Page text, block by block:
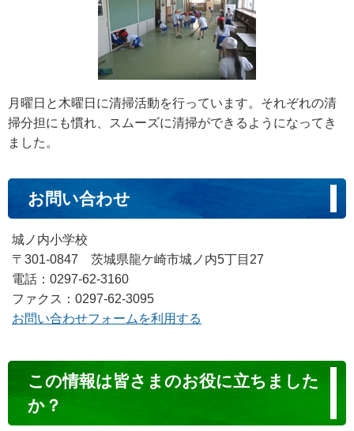
月曜日と木曜日に清掃活動を行っています。それぞれの清
掃分担にも慣れ、スムーズに清掃ができるようになってき
ました。
お問い合わせ
城ノ内小学校
〒301-0847 茨城県龍ケ崎市城ノ内5丁目27
電話：0297-62-3160
ファクス：0297-62-3095
お問い合わせフォームを利用する
ン
この情報は皆さまのお役に立ちました
か？